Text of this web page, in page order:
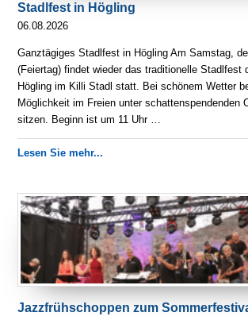
Stadlfest in Högling
06.08.2026
Ganztägiges Stadlfest in Högling Am Samstag,
(Feiertag) findet wieder das traditionelle Stadlfest
Högling im Killi Stadl statt. Bei schönem Wetter
Möglichkeit im Freien unter schattenspendenden
sitzen. Beginn ist um 11 Uhr …
Lesen Sie mehr...
Jazzfrühschoppen zum